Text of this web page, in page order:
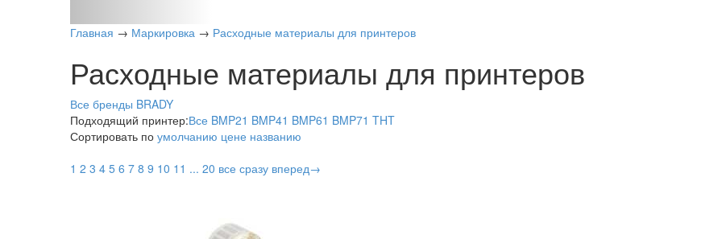
Главная → Маркировка → Расходные материалы для принтеров
Расходные материалы для принтеров
Все бренды BRADY
Подходящий принтер:Все BMP21 BMP41 BMP61 BMP71 THT
Сортировать по умолчанию цене названию
1 2 3 4 5 6 7 8 9 10 11 ... 20 все сразу вперед→